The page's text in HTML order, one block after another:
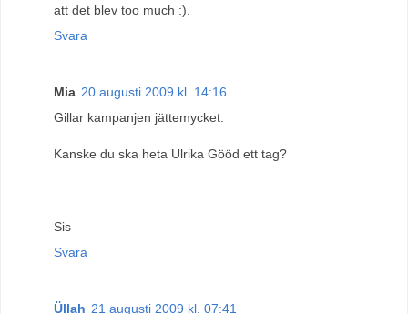
att det blev too much :).
Svara
Mia 20 augusti 2009 kl. 14:16
Gillar kampanjen jättemycket.
Kanske du ska heta Ulrika Gööd ett tag?
Sis
Svara
Üllah 21 augusti 2009 kl. 07:41